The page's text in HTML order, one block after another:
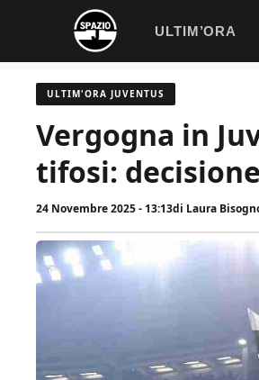
contenuto
ULTIM’ORA
ULTIM'ORA JUVENTUS
Vergogna in
tifosi:
24 Novembre 2025 - 13:13di Laura